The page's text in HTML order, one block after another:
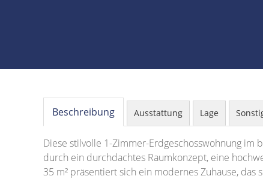
Beschreibung Ausstattung Lage
Diese stilvolle 1-Zimmer-Erdgeschosswohnung
durch ein durchdachtes Raumkonzept, eine
35 m² präsentiert sich ein modernes Zuhause,